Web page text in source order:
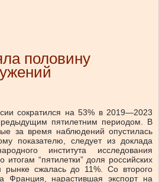
половину
сократился на 53% в 2019—2023
пятилетним периодом. В
за время наблюдений опустилась
показателю, следует из доклада
института исследования
“пятилетки” доля российских
рынке сжалась до 11%. Со второго
Франция, нарастившая экспорт на